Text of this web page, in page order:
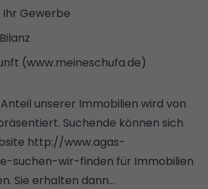
Gewerbe
(www.meineschufa.de)
unserer Immobilien wird von
Suchende können sich
http://www.agas-
suchen-wir-finden für Immobilien
Sie erhalten dann